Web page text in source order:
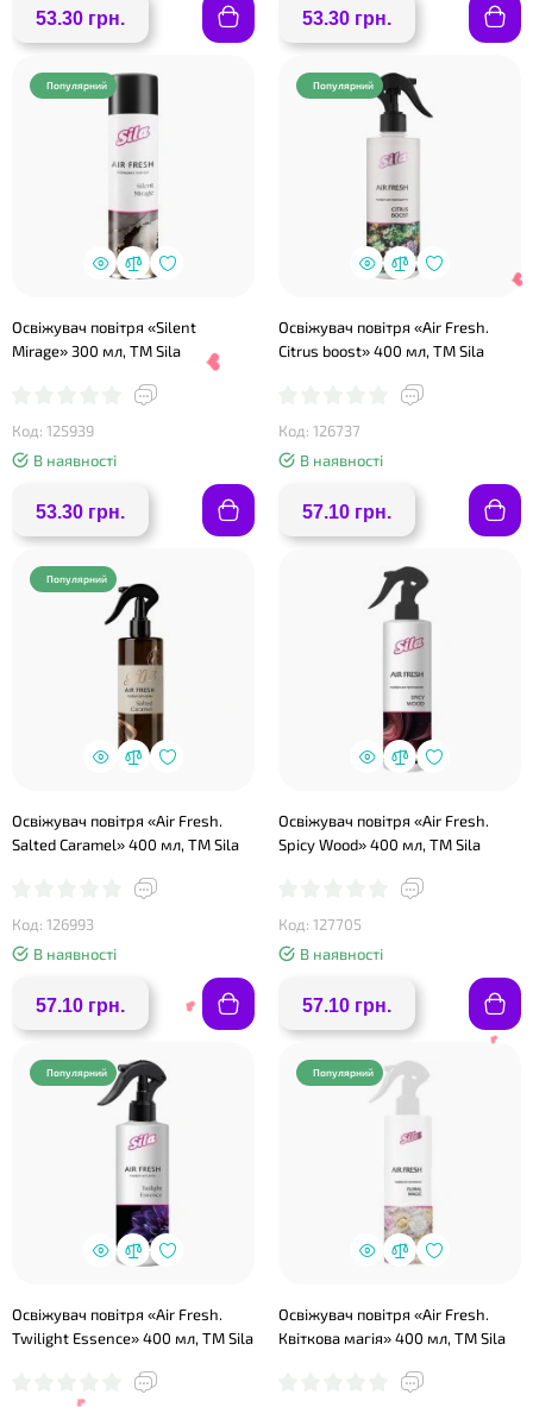
53.30 грн. 53.30 грн.
Популярний
Освіжувач повітря «Silent
Mirage» 300 мл, ТМ Sila
Код: 125939
В наявності
53.30 грн.
Популярний
Освіжувач повітря «Air Fresh.
Citrus boost» 400 мл, ТМ Sila
Код: 126737
В наявності
57.10 грн.
Популярний
Освіжувач повітря «Air Fresh.
Salted Caramel» 400 мл, ТМ Sila
Код: 126993
В наявності
57.10 грн.
Освіжувач повітря «Air Fresh.
Spicy Wood» 400 мл, ТМ Sila
Код: 127705
В наявності
57.10 грн.
Популярний
Освіжувач повітря «Air Fresh.
Twilight Essence» 400 мл, ТМ Sila
Популярний
Освіжувач повітря «Air Fresh.
Квіткова магія» 400 мл, ТМ Sila